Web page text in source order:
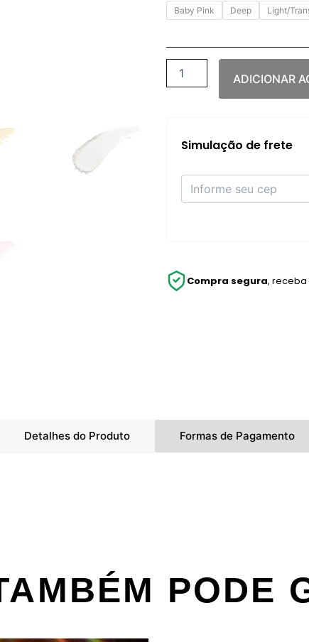
Baby Pink Deep Light/
SKIN
BLURRING
quantidade
ADICIONAR
Simulação de frete
Compra segura, receba
Detalhes do Produto Formas de Pagamento
PODE